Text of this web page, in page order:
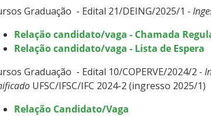
Graduação - Edital 21/DEING/2025/1 -
Relação candidato/vaga - Chamada
Relação candidato/vaga - Lista de Espera
Graduação - Edital 10/COPERVE/2024/2 -
UFSC/IFSC/IFC 2024-2 (ingresso 2025/1)
Relação Candidato/Vaga